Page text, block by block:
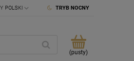
TRYB NOCNY
(pusty)